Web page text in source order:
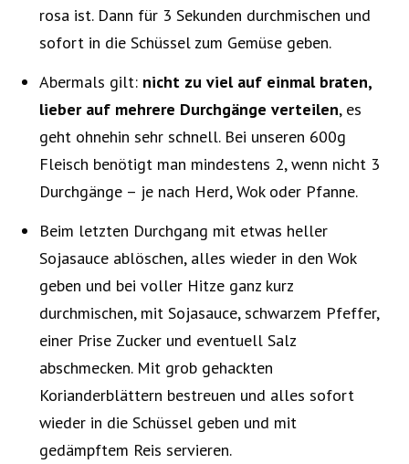
rosa ist. Dann für 3 Sekunden durchmischen und
sofort in die Schüssel zum Gemüse geben.
Abermals gilt: nicht zu viel auf einmal braten,
lieber auf mehrere Durchgänge verteilen, es
geht ohnehin sehr schnell. Bei unseren 600g
Fleisch benötigt man mindestens 2, wenn nicht 3
Durchgänge – je nach Herd, Wok oder Pfanne.
Beim letzten Durchgang mit etwas heller
Sojasauce ablöschen, alles wieder in den Wok
geben und bei voller Hitze ganz kurz
durchmischen, mit Sojasauce, schwarzem Pfeffer,
einer Prise Zucker und eventuell Salz
abschmecken. Mit grob gehackten
Korianderblättern bestreuen und alles sofort
wieder in die Schüssel geben und mit
gedämpftem Reis servieren.